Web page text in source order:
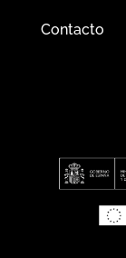
Contacto